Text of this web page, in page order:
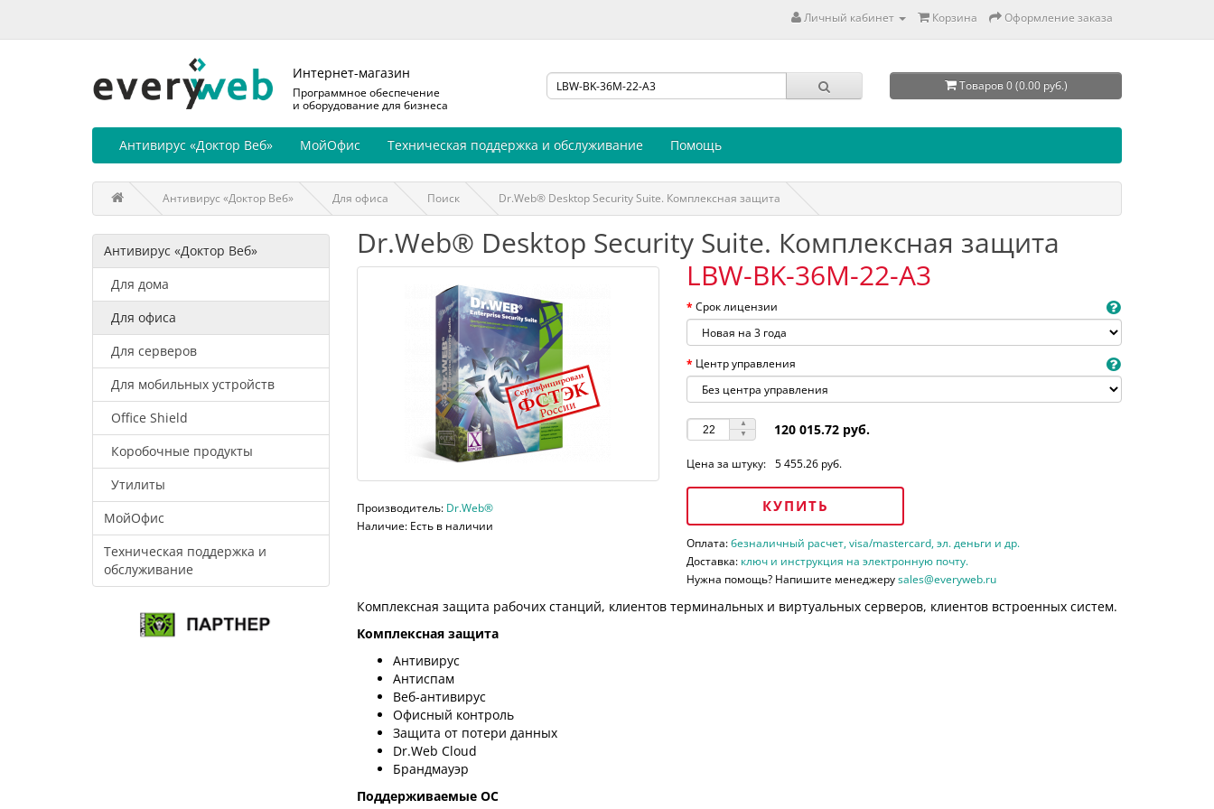
Личный кабинет Корзина Оформление заказа
Интернет-магазин
Программное обеспечение
и оборудование для бизнеса
Товаров 0 (0.00 руб.)
Антивирус «Доктор Веб» МойОфис Техническая поддержка и обслуживание Помощь
Антивирус «Доктор Веб» Для офиса Поиск Dr.Web® Desktop Security Suite. Комплексная защита
Антивирус «Доктор Веб»
Для дома
Для офиса
Для серверов
Для мобильных устройств
Office Shield
Коробочные продукты
Утилиты
МойОфис
Техническая поддержка и
обслуживание
Dr.Web® Desktop Security Suite. Комплексная защита
Производитель: Dr.Web®
Наличие: Есть в наличии
LBW-BK-36M-22-A3
Срок лицензии
Центр управления
120 015.72 руб.
Цена за штуку: 5 455.26 руб.
КУПИТЬ
Оплата:безналичный расчет, visa/mastercard, эл. деньги и др.
Доставка: ключ и инструкция на электронную почту.
Нужна помощь? Напишите менеджеруsales@everyweb.ru
Комплексная защита рабочих станций, клиентов терминальных и виртуальных серверов, клиентов встроенных систем.
Комплексная защита
Антивирус
Антиспам
Веб-антивирус
Офисный контроль
Защита от потери данных
Dr.Web Cloud
Брандмауэр
Поддерживаемые ОС